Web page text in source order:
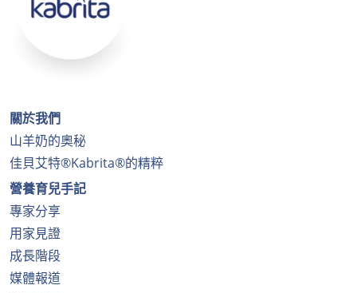
關於我們
山羊奶的奧秘
佳貝艾特®Kabrita®的精粹
營養育兒手記
專家分享
用家見證
成長階段
媒體報道